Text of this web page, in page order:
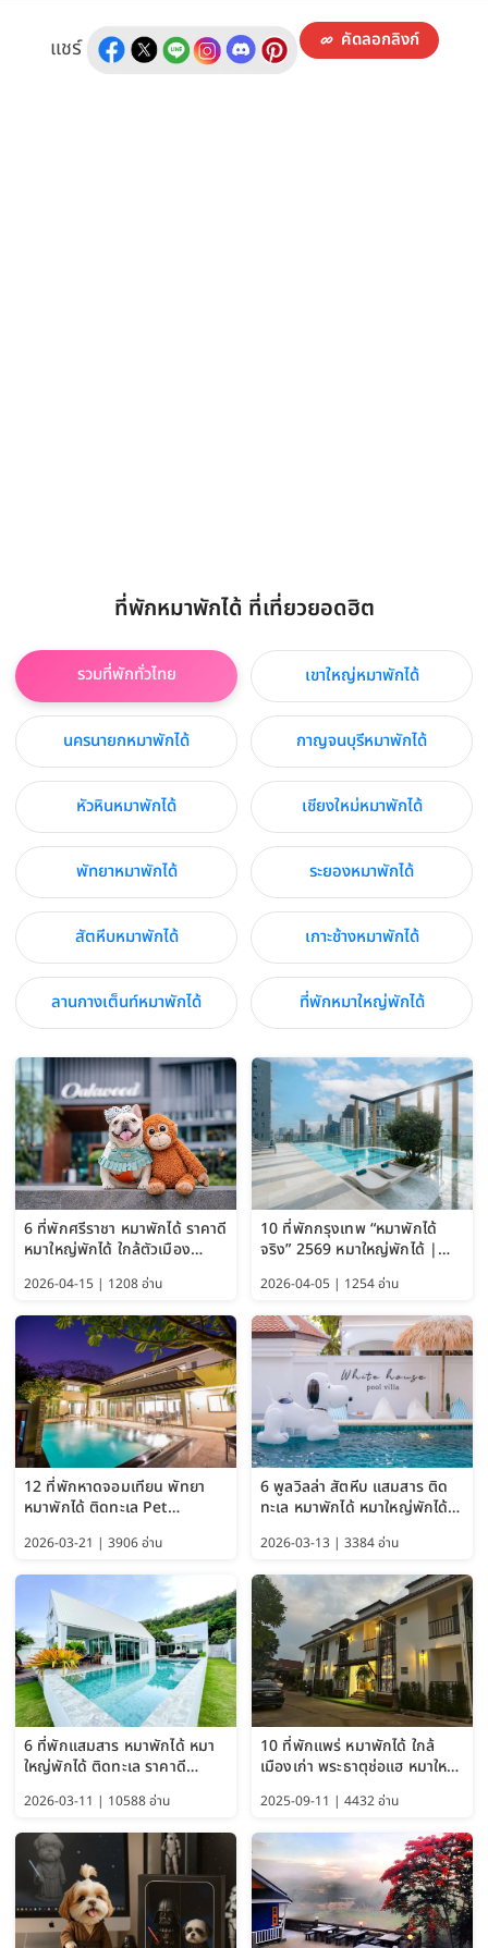
แชร์ คัดลอกลิงก์
ที่พักหมาพักได้ ที่เที่ยวยอดฮิต
รวมที่พักทั่วไทย เขาใหญ่หมาพักได้
นครนายกหมาพักได้ กาญจนบุรีหมาพักได้
หัวหินหมาพักได้ เชียงใหม่หมาพักได้
พัทยาหมาพักได้ ระยองหมาพักได้
สัตหีบหมาพักได้ เกาะช้างหมาพักได้
ลานกางเต็นท์หมาพักได้ ที่พักหมาใหญ่พักได้
6 ที่พักศรีราชา หมาพักได้ ราคาดี
หมาใหญ่พักได้ ใกล้ตัวเมือง
2026-04-15 | 1208 อ่าน
10 ที่พักกรุงเทพ “หมาพักได้
จริง” 2569 หมาใหญ่พักได้ |
Bangkok อัปเดตล่าสุด
2026-04-05 | 1254 อ่าน
12 ที่พักหาดจอมเทียน พัทยา
หมาพักได้ ติดทะเล Pet
พักได้ อัปเดต 2569
2026-03-21 | 3906 อ่าน
6 พูลวิลล่า สัตหีบ แสมสาร ติด
ทะเล หมาพักได้ หมาใหญ่พักได้
2026-03-13 | 3384 อ่าน
6 ที่พักแสมสาร หมาพักได้ หมา
ใหญ่พักได้ ติดทะเล ราคาดี
2026-03-11 | 10588 อ่าน
10 ที่พักแพร่ หมาพักได้ ใกล้
เมืองเก่า พระธาตุช่อแฮ หมาใหญ่
2025-09-11 | 4432 อ่าน